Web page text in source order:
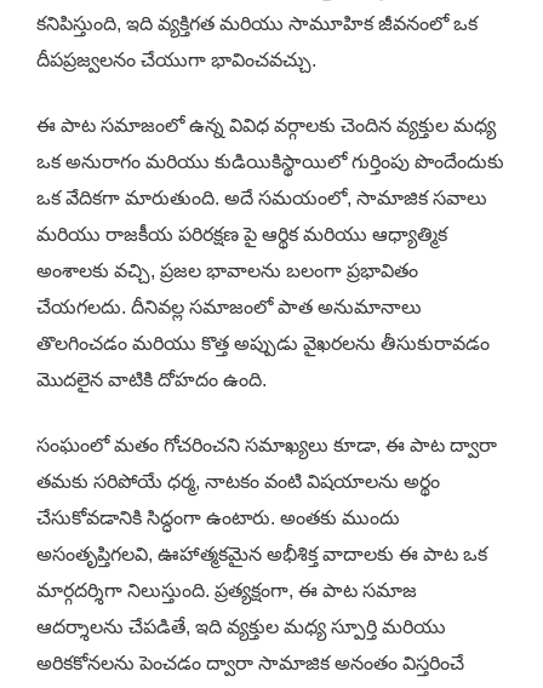
కనిపిస్తుంది, ఇది వ్యక్తిగత మరియు సామూహిక జీవనంలో ఒక
దీపప్రజ్వలనం చేయుగా భావించవచ్చు.
ఈ పాట సమాజంలో ఉన్న వివిధ వర్గాలకు చెందిన వ్యక్తుల మధ్య
ఒక అనురాగం మరియు కుడియికిస్థాయిలో గుర్తింపు పొందేందుకు
ఒక వేదికగా మారుతుంది. అదే సమయంలో, సామాజిక సవాలు
మరియు రాజకీయ పరిరక్షణ పై ఆర్థిక మరియు ఆధ్యాత్మిక
అంశాలకు వచ్చి, ప్రజల భావాలను బలంగా ప్రభావితం
చేయగలదు. దీనివల్ల సమాజంలో పాత అనుమానాలు
తొలగించడం మరియు కొత్త అప్పుడు వైఖరలను తీసుకురావడం
మొదలైన వాటికి దోహదం ఉంది.
సంఘంలో మతం గోచరించని సమాఖ్యలు కూడా, ఈ పాట ద్వారా
తమకు సరిపోయే ధర్మ, నాటకం వంటి విషయాలను అర్థం
చేసుకోవడానికి సిద్ధంగా ఉంటారు. అంతకు ముందు
అసంతృప్తిగలవి, ఊహాత్మకమైన అభీశిక్త వాదాలకు ఈ పాట ఒక
మార్గదర్శిగా నిలుస్తుంది. ప్రత్యక్షంగా, ఈ పాట సమాజ
ఆదర్శాలను చేపడితే, ఇది వ్యక్తుల మధ్య స్పూర్తి మరియు
అరికకోనలను పెంచడం ద్వారా సామాజిక అనంతం విస్తరించే